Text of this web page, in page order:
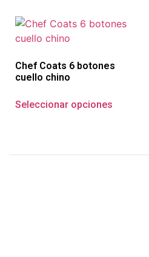
Chef Coats 6 botones
cuello chino
Seleccionar opciones